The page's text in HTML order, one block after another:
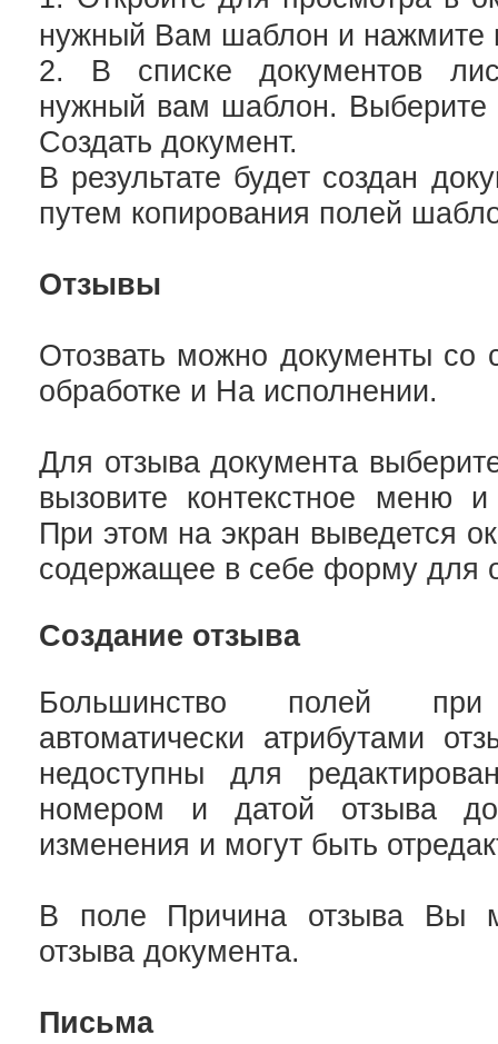
нужный Вам шаблон и нажмите
2. В списке документов
нужный вам шаблон. Выберите
Создать документ.
В результате будет создан
путем копирования полей
Отзывы
Отозвать можно документы со
обработке и На исполнении.
Для отзыва документа
вызовите контекстное меню
При этом на экран выведется
содержащее в себе форму для
Создание отзыва
Большинство полей
автоматически атрибутами
недоступны для
номером и датой отзыва
изменения и могут быть
В поле Причина отзыва Вы
отзыва документа.
Письма